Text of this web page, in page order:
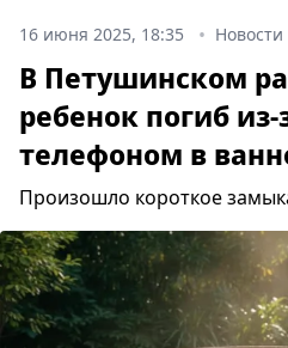
16 июня 2025, 18:35 Новости
В Петушинском
ребенок погиб
телефоном в
Произошло короткое